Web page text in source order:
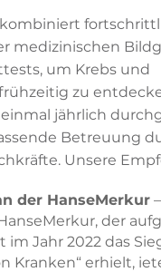
kombiniert
medizinischen
um Krebs und
zu
jährlich
Betreuung
Unsere
der HanseMerkur
der
im Jahr 2022 das
Kranken“ erhielt,